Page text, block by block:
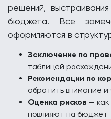
решений,
бюджета. Все
оформляются в
Заключение по
таблицей
Рекомендации по
обратить внимание
Оценка рисков —
повлияют на бюджет